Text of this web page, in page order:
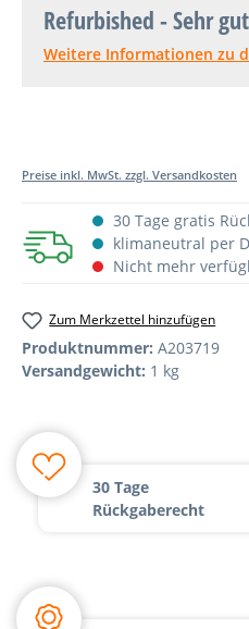
Refurbished - Sehr gut
Weitere Informationen zu
Preise inkl. MwSt. zzgl. Versandkosten
30 Tage gratis
klimaneutral per
Nicht mehr
Zum Merkzettel hinzufügen
Produktnummer: A203719
Versandgewicht: 1 kg
30 Tage
Rückgaberecht